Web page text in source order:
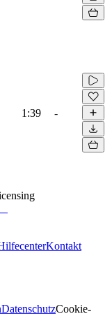
1:39 -
Kontakt
DatenschutzCookie-